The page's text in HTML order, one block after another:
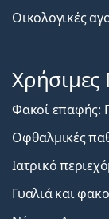
Οικολογικές
Φακοί επαφής:
Οφθαλμικές
Ιατρικό
Γυαλιά και